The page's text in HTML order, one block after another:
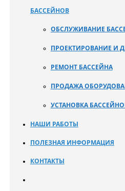
БАССЕЙНОВ
ОБСЛУЖИВАНИЕ
ПРОЕКТИРОВАНИЕ И
РЕМОНТ БАССЕЙНА
ПРОДАЖА
УСТАНОВКА
НАШИ РАБОТЫ
ПОЛЕЗНАЯ ИНФОРМАЦИЯ
КОНТАКТЫ